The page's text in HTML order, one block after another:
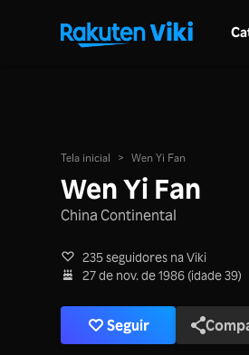
Tela inicial > Wen Yi Fan
Wen Yi Fan
China Continental
235 seguidores na Viki
27 de nov. de 1986 (idade 39)
Seguir